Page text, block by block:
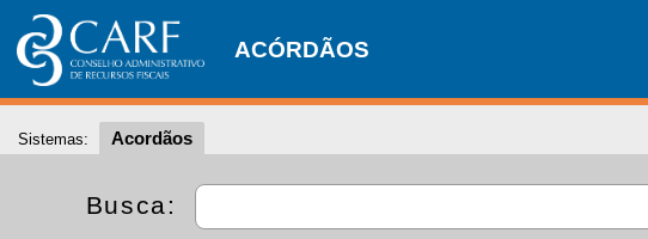
ACÓRDÃOS
Sistemas: Acordãos
Busca: